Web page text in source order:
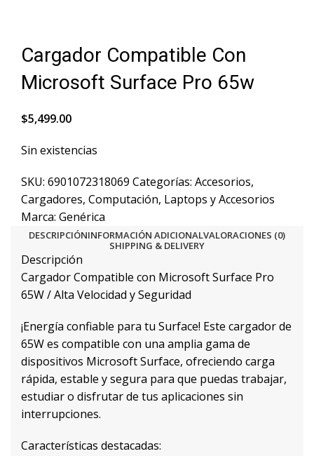
Cargador Compatible Con
Microsoft Surface Pro 65w
$5,499.00
Sin existencias
SKU: 6901072318069 Categorías: Accesorios,
Cargadores, Computación, Laptops y Accesorios
Marca: Genérica
DESCRIPCIÓNINFORMACIÓN ADICIONALVALORACIONES (0)
SHIPPING & DELIVERY
Descripción
Cargador Compatible con Microsoft Surface Pro
65W / Alta Velocidad y Seguridad
¡Energía confiable para tu Surface! Este cargador de
65W es compatible con una amplia gama de
dispositivos Microsoft Surface, ofreciendo carga
rápida, estable y segura para que puedas trabajar,
estudiar o disfrutar de tus aplicaciones sin
interrupciones.
Características destacadas: